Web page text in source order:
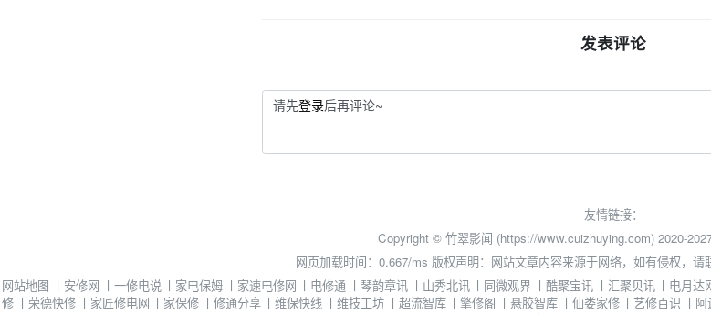
发表评论
请先登录后再评论~
友情链接：
Copyright © 竹翠影闻 (https://www.cuizhuying.com) 2020-
网页加载时间：0.667/ms 版权声明：网站文章内容来源于网络，如有侵权，
网站地图 丨 安修网 丨 一修电说 丨 家电保姆 丨 家速电修网 丨 电修通 丨 琴韵章讯 丨 山秀北讯 丨 同微观界 丨 酷聚宝讯 丨 汇聚贝讯 丨 电月达
修 丨 荣德快修 丨 家匠修电网 丨 家保修 丨 修通分享 丨维保快线 丨 维技工坊 丨 超流智库 丨擎修阁 丨 悬胶智库 丨 仙娄家修 丨艺修百识 丨 阿